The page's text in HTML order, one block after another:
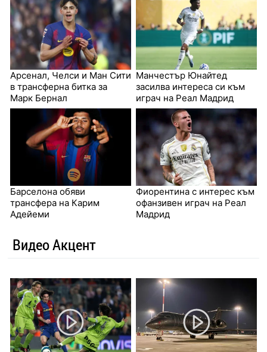
Арсенал, Челси и Ман Сити
в трансферна битка за
Марк Бернал
Манчестър Юнайтед
засилва интереса си към
играч на Реал Мадрид
Барселона обяви
трансфера на Карим
Адейеми
Фиорентина с интерес към
офанзивен играч на Реал
Мадрид
Видео Акцент